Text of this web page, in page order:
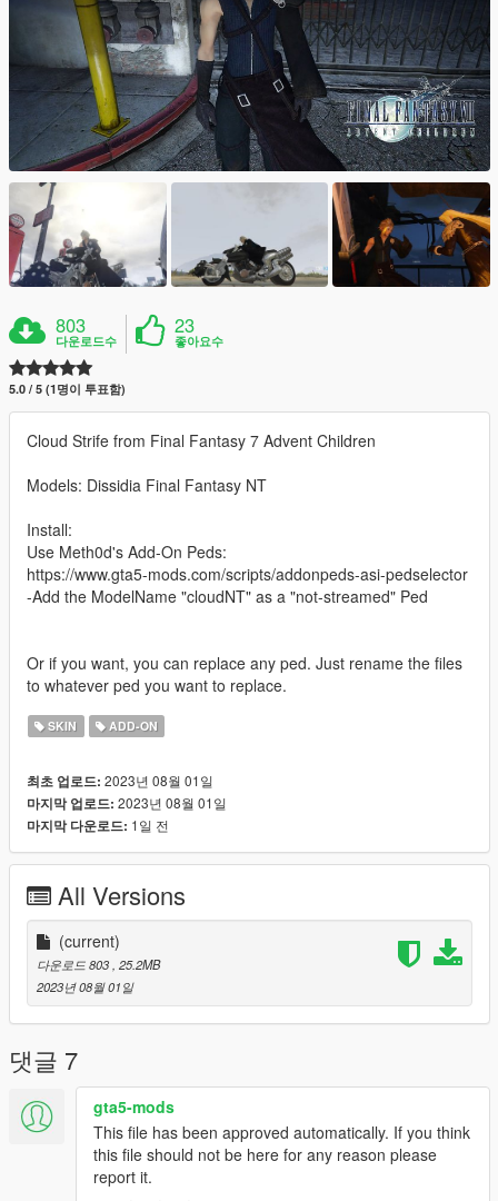
803
다운로드수
23
좋아요수
5.0 / 5 (1명이 투표함)
Cloud Strife from Final Fantasy 7 Advent Children
Models: Dissidia Final Fantasy NT
Install:
Use Meth0d's Add-On Peds:
https://www.gta5-mods.com/scripts/addonpeds-asi-pedselector
-Add the ModelName "cloudNT" as a "not-streamed" Ped
Or if you want, you can replace any ped. Just rename the files
to whatever ped you want to replace.
SKIN ADD-ON
최초 업로드: 2023년 08월 01일
마지막 업로드: 2023년 08월 01일
마지막 다운로드: 1일 전
All Versions
(current)
다운로드 803 , 25.2MB
2023년 08월 01일
댓글 7
gta5-mods
This file has been approved automatically. If you think
this file should not be here for any reason please
report it.